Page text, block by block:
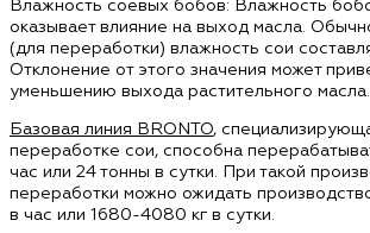
Влажность соевых бобов: Влажность
оказывает влияние на выход масла.
(для переработки) влажность сои
Отклонение от этого значения может
уменьшению выхода растительного масла.
Базовая линия BRONTO,
переработке сои, способна
час или 24 тонны в сутки. При такой
переработки можно ожидать
в час или 1680-4080 кг в сутки.